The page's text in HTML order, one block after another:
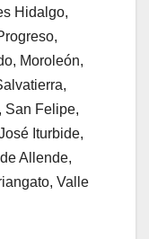
Hidalgo,
Moroleón,
San Felipe,
Iturbide,
Allende,
Valle